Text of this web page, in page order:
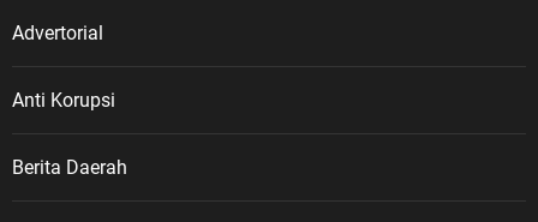
Advertorial
Anti Korupsi
Berita Daerah